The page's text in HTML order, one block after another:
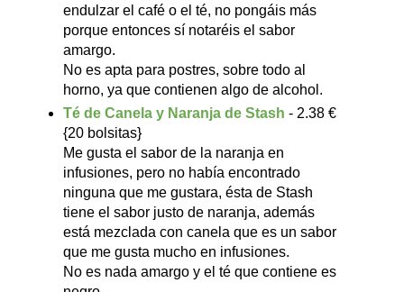
endulzar el café o el té, no pongáis más
porque entonces sí notaréis el sabor
amargo.
No es apta para postres, sobre todo al
horno, ya que contienen algo de alcohol.
Té de Canela y Naranja de Stash - 2.38 €
{20 bolsitas}
Me gusta el sabor de la naranja en
infusiones, pero no había encontrado
ninguna que me gustara, ésta de Stash
tiene el sabor justo de naranja, además
está mezclada con canela que es un sabor
que me gusta mucho en infusiones.
No es nada amargo y el té que contiene es